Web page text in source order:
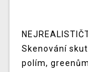
Skenování
polím,